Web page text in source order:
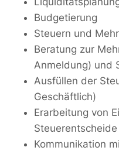
Budgetierung
Steuern und
Beratung zur
Anmeldung) und
Ausfüllen der
Geschäftlich)
Erarbeitung von
Steuerentscheide
Kommunikation